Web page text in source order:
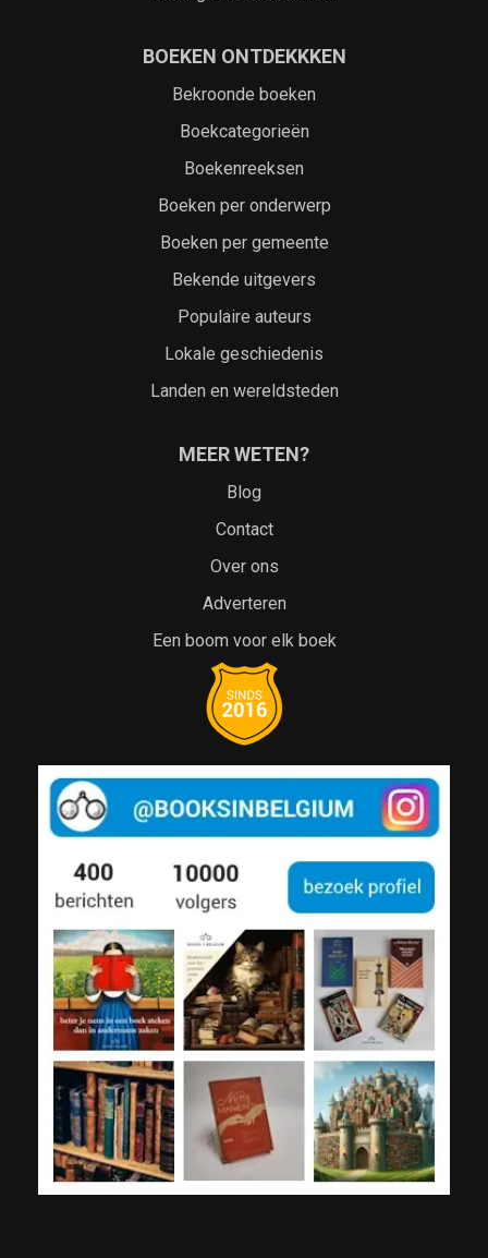
BOEKEN ONTDEKKKEN
Bekroonde boeken
Boekcategorieën
Boekenreeksen
Boeken per onderwerp
Boeken per gemeente
Bekende uitgevers
Populaire auteurs
Lokale geschiedenis
Landen en wereldsteden
MEER WETEN?
Blog
Contact
Over ons
Adverteren
Een boom voor elk boek